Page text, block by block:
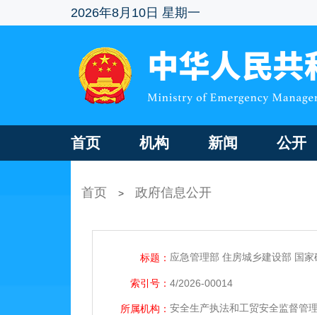
2026年8月10日 星期一
首页 机构 新闻 公开
首页 > 政府信息公开
标题： 应急管理部 住房城乡建设部 国
索引号： 4/2026-00014
所属机构： 安全生产执法和工贸安全监督管